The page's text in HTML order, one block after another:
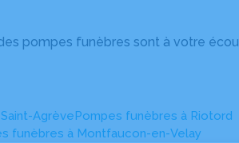
pompes funèbres sont à votre
AgrèvePompes funèbres à Riotord
funèbres à Montfaucon-en-Velay